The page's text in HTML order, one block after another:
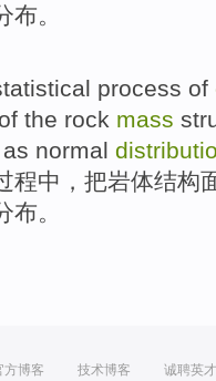
布。
process of
of the rock mass
as normal
程中 ， 把岩体结构
布。
方博客 技术博客 诚聘英才